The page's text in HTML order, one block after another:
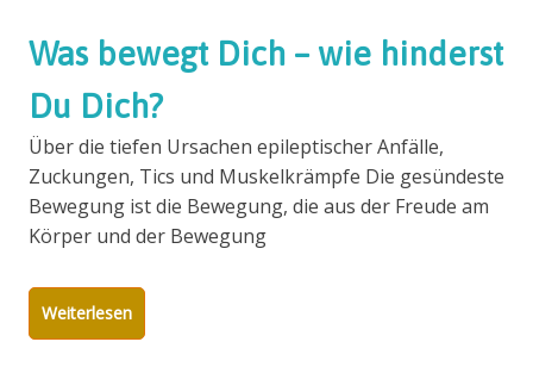
Was bewegt Dich – wie hinderst
Du Dich?
Über die tiefen Ursachen epileptischer Anfälle,
Zuckungen, Tics und Muskelkrämpfe Die gesündeste
Bewegung ist die Bewegung, die aus der Freude am
Körper und der Bewegung
Weiterlesen